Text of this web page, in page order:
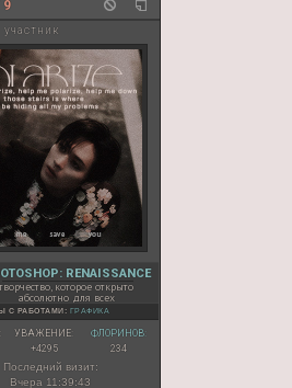
9
RENAISSANCE
творчество, которое открыто
абсолютно для всех
С РАБОТАМИ: ГРАФИКА
УВАЖЕНИЕ:
+4295
ФЛОРИНОВ:
234
Последний визит:
Вчера 11:39:43